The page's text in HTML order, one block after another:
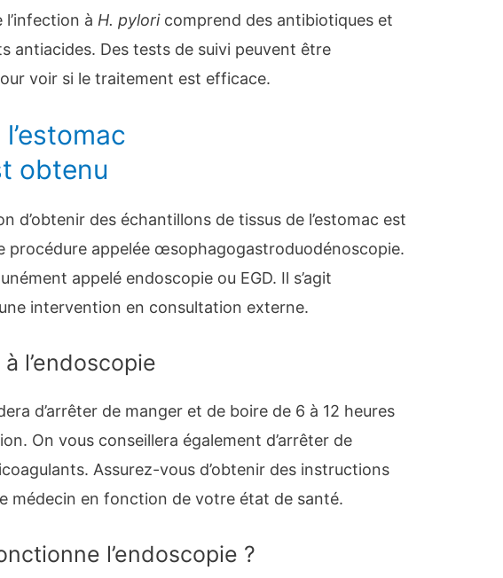
à H. pyloricomprend des antibiotiques et
antiacides. Des tests de suivi peuvent être
voir si le traitement est efficace.
obtenu
d’obtenir des échantillons de tissus de l’estomac est
procédure appelée œsophagogastroduodénoscopie.
appelé endoscopie ou EGD. Il s’agit
intervention en consultation externe.
l’endoscopie
d’arrêter de manger et de boire de 6 à 12 heures
On vous conseillera également d’arrêter de
Assurez-vous d’obtenir des instructions
médecin en fonction de votre état de santé.
l’endoscopie ?